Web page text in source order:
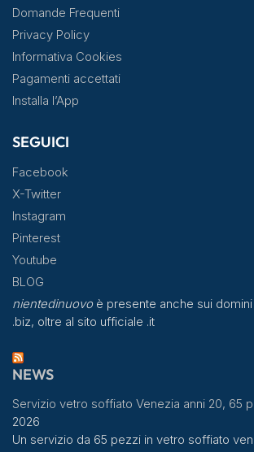
Domande Frequenti
Privacy Policy
Informativa Cookies
Pagamenti accettati
Installa l’App
SEGUICI
Facebook
X-Twitter
Instagram
Pinterest
Youtube
BLOG
nientedinuovoè presente anche sui domini
.biz, oltre al sito ufficiale .it
NEWS
Servizio vetro soffiato Venezia anni 20, 65
2026
Un servizio da 65 pezzi in vetro soffiato